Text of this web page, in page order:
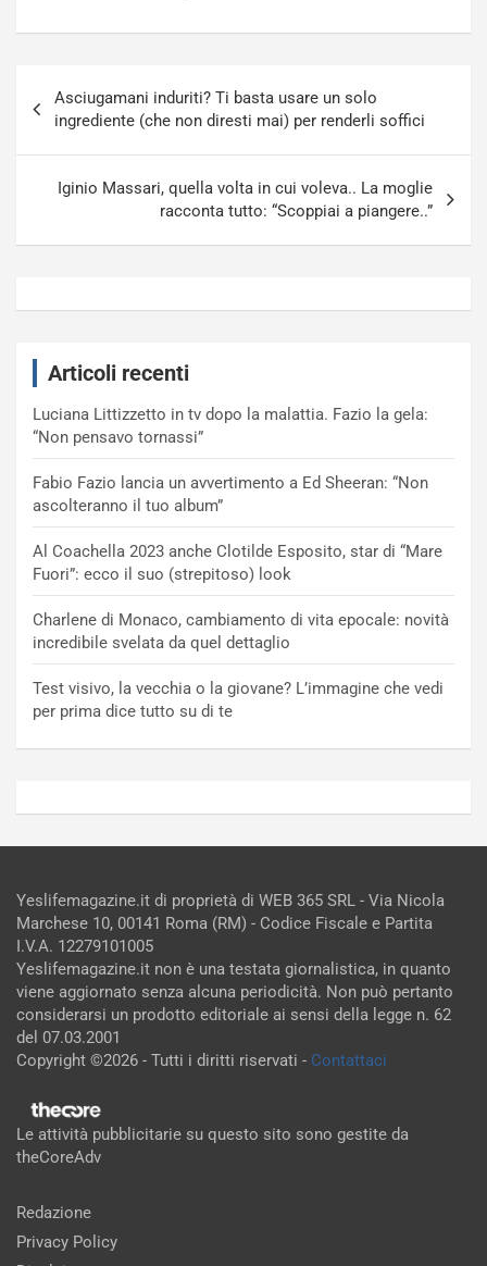
articoli
Asciugamani induriti? Ti basta usare un solo
ingrediente (che non diresti mai) per renderli soffici
Iginio Massari, quella volta in cui voleva.. La moglie
racconta tutto: “Scoppiai a piangere..”
Articoli recenti
Luciana Littizzetto in tv dopo la malattia. Fazio la gela:
“Non pensavo tornassi”
Fabio Fazio lancia un avvertimento a Ed Sheeran: “Non
ascolteranno il tuo album”
Al Coachella 2023 anche Clotilde Esposito, star di “Mare
Fuori”: ecco il suo (strepitoso) look
Charlene di Monaco, cambiamento di vita epocale: novità
incredibile svelata da quel dettaglio
Test visivo, la vecchia o la giovane? L’immagine che vedi
per prima dice tutto su di te
Yeslifemagazine.it di proprietà di WEB 365 SRL - Via Nicola
Marchese 10, 00141 Roma (RM) - Codice Fiscale e Partita
I.V.A. 12279101005
Yeslifemagazine.it non è una testata giornalistica, in quanto
viene aggiornato senza alcuna periodicità. Non può pertanto
considerarsi un prodotto editoriale ai sensi della legge n. 62
del 07.03.2001
Copyright ©2026 - Tutti i diritti riservati - Contattaci
Le attività pubblicitarie su questo sito sono gestite da
theCoreAdv
Redazione
Privacy Policy